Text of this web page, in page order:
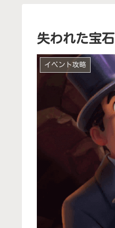
失われた宝石
イベント攻略